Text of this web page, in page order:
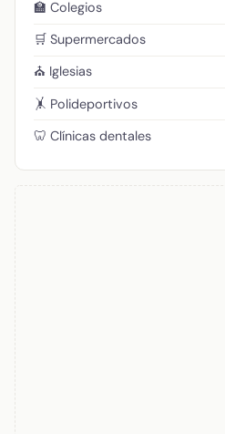
🏫 Colegios
🛒 Supermercados
⛪ Iglesias
🤸 Polideportivos
🦷 Clínicas dentales